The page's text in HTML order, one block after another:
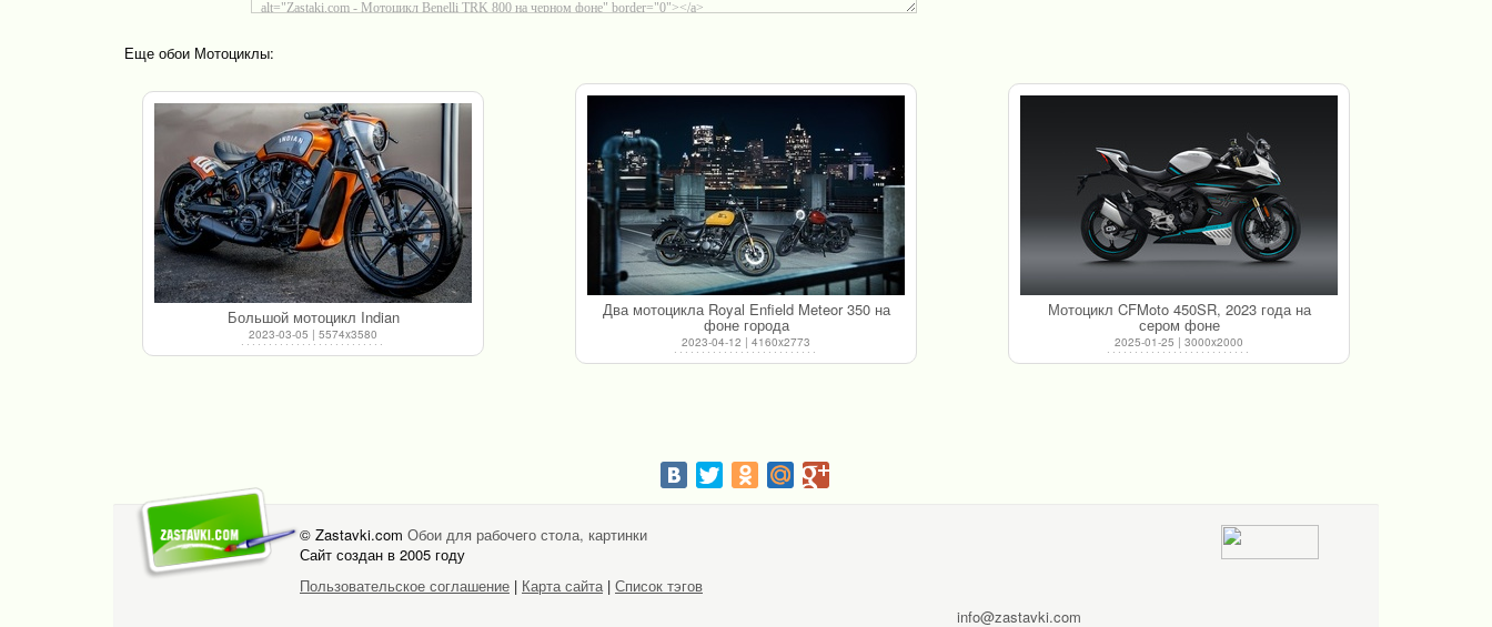
Еще обои Мотоциклы:
Большой мотоцикл Indian
2023-03-05 | 5574x3580
Два мотоцикла Royal Enfield Meteor 350 на
фоне города
2023-04-12 | 4160x2773
Мотоцикл CFMoto 450SR, 2023 года на
сером фоне
2025-01-25 | 3000x2000
© Zastavki.com Обои для рабочего стола, картинки
Сайт создан в 2005 году
Пользовательское соглашение | Карта сайта | Список тэгов
info@zastavki.com